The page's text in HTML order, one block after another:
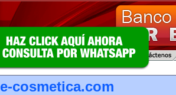
e-cosmetica.com